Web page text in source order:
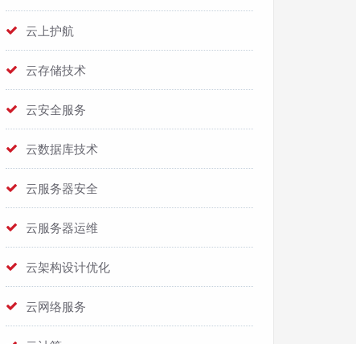
云上护航
云存储技术
云安全服务
云数据库技术
云服务器安全
云服务器运维
云架构设计优化
云网络服务